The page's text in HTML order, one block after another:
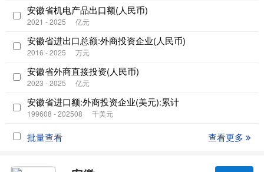
安徽省机电产品出口额(人民币)
2021 - 2025 亿元
安徽省进出口总额:外商投资企业(人民币)
2016 - 2025 万元
安徽省外商直接投资(人民币)
2023 - 2025 亿元
安徽省进口额:外商投资企业(美元):累计
199608 - 202508 千美元
批量查看 查看更多